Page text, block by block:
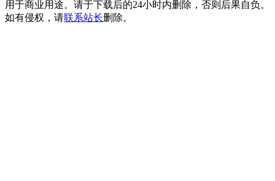
用于商业用途。请于下载后的24小时内删除，否则后果自负。
如有侵权，请联系站长删除。